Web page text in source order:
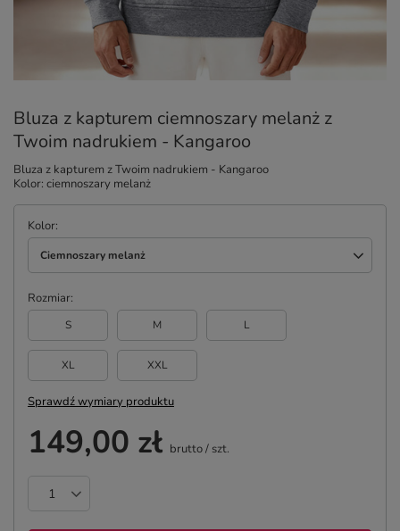
Bluza z kapturem ciemnoszary melanż z
Twoim nadrukiem - Kangaroo
Bluza z kapturem z Twoim nadrukiem - Kangaroo
Kolor: ciemnoszary melanż
Kolor
Ciemnoszary melanż
Rozmiar
S M L
XL XXL
Sprawdź wymiary produktu
149,00 zł brutto/ szt.